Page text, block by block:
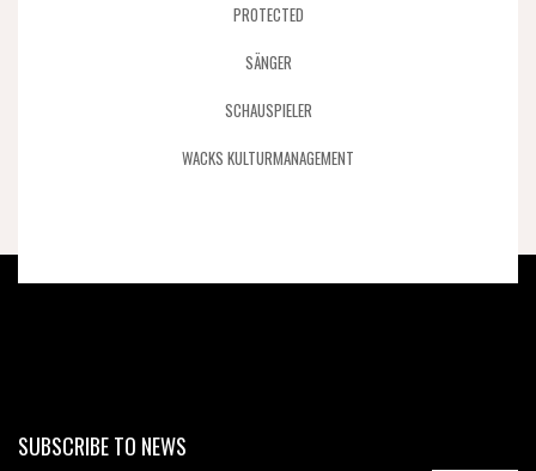
PROTECTED
SÄNGER
SCHAUSPIELER
WACKS KULTURMANAGEMENT
SUBSCRIBE TO NEWS